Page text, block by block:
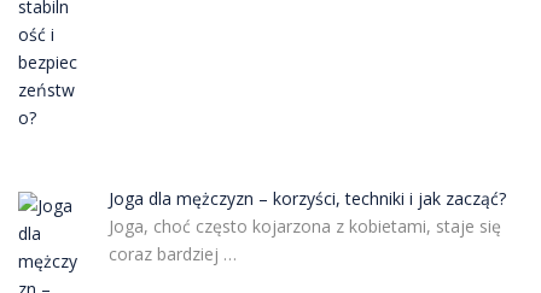
Joga dla mężczyzn – korzyści, techniki i jak zacząć?
Joga, choć często kojarzona z kobietami, staje się
coraz bardziej …